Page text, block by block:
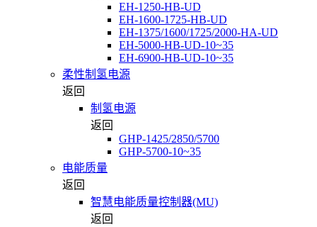
EH-1250-HB-UD
EH-1600-1725-HB-UD
EH-1375/1600/1725/2000-HA-UD
EH-5000-HB-UD-10~35
EH-6900-HB-UD-10~35
柔性制氢电源
返回
制氢电源
返回
GHP-1425/2850/5700
GHP-5700-10~35
电能质量
返回
智慧电能质量控制器(MU)
返回